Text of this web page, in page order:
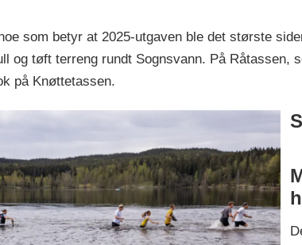
som betyr at 2025-utgaven ble det største
og tøft terreng rundt Sognsvann. På Råtassen,
på Knøttetassen.